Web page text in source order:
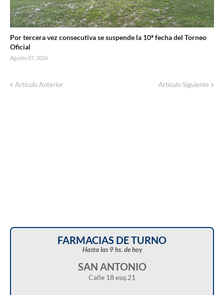
Por tercera vez consecutiva se suspende la 10ª fecha del Torneo
Oficial
Agosto 07, 2026
Artículo Anterior Artículo Siguiente
Corte de energía programado para este
FARMACIAS DE TURNO
Hasta las 9 hs. de hoy
SAN ANTONIO
Calle 18 esq.21